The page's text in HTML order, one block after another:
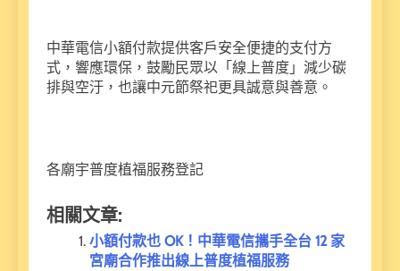
中華電信小額付款提供客戶安全便捷的支付方
式，響應環保，鼓勵民眾以「線上普度」減少碳
排與空汙，也讓中元節祭祀更具誠意與善意。
各廟宇普度植福服務登記
相關文章:
小額付款也 OK！中華電信攜手全台 12 家
宮廟合作推出線上普度植福服務